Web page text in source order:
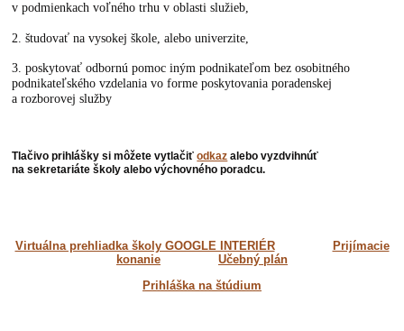
v podmienkach voľného trhu v oblasti služieb,
2. študovať na vysokej škole, alebo univerzite,
3. poskytovať odbornú pomoc iným podnikateľom bez osobitného
podnikateľského vzdelania vo forme poskytovania poradenskej
a rozborovej služby
Tlačivo prihlášky si môžete vytlačiťodkaz alebo vyzdvihnúť
na sekretariáte školy alebo výchovného poradcu.
Virtuálna prehliadka školy GOOGLE INTERIÉR
Prijímacie
konanie
Učebný plán
Prihláška na štúdium